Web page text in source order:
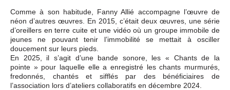
Comme à son habitude, Fanny Allié accompagne l’œuvre de
néon d’autres œuvres. En 2015, c’était deux œuvres, une série
d’oreillers en terre cuite et une vidéo où un groupe immobile de
jeunes ne pouvant tenir l’immobilité se mettait à osciller
doucement sur leurs pieds.
En 2025, il s’agit d’une bande sonore, les « Chants de la
pointe » pour laquelle elle a enregistré les chants murmurés,
fredonnés, chantés et sifflés par des bénéficiaires de
l’association lors d’ateliers collaboratifs en décembre 2024.